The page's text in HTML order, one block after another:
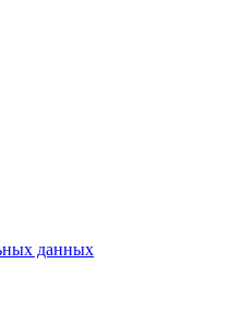
данных